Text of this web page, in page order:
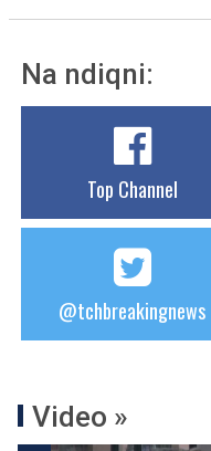
Na ndiqni:
Top Channel
@tchbreakingnews
Video »